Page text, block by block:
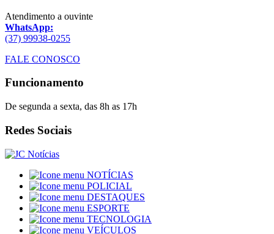
Atendimento a ouvinte
WhatsApp:
(37) 99938-0255
FALE CONOSCO
Funcionamento
De segunda a sexta, das 8h as 17h
Redes Sociais
NOTÍCIAS
POLICIAL
DESTAQUES
ESPORTE
TECNOLOGIA
VEÍCULOS